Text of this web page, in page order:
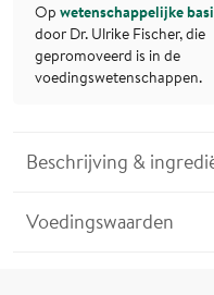
Op wetenschappelijke
door Dr. Ulrike Fischer, die
gepromoveerd is in de
voedingswetenschappen.
Beschrijving &
Voedingswaarden